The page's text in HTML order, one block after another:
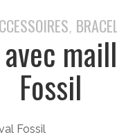
,
Fossil